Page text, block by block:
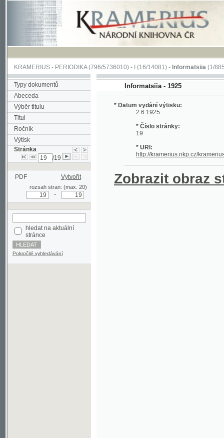
KRAMERIUS-PERIODIKA(796/5736010) -I(16/14081) -Informatsiia(1/885)
Typy dokumentů
Abeceda
Výběr titulu
Titul
Ročník
Výtisk
Stránka
PDF Vytvořit
rozsah stran: (max. 20)
stránce
Pokročilé vyhledávání
Informatsiia - 1925
* Datum vydání výtisku:
2.6.1925
* Číslo stránky:
* URI:
Zobrazit obraz